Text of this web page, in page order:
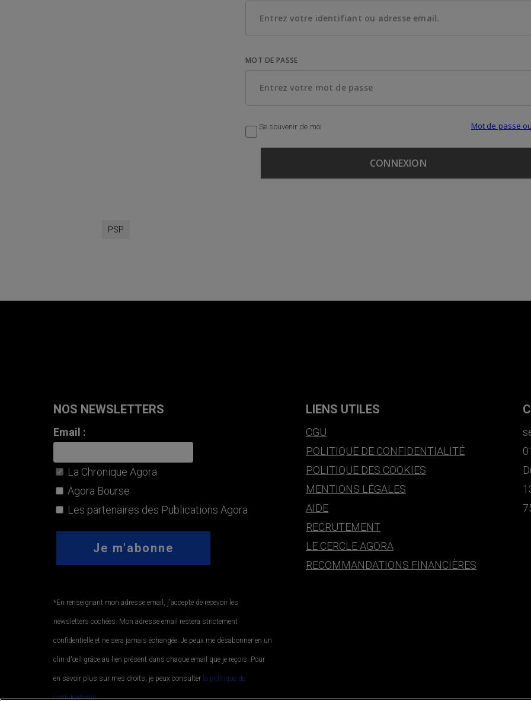
MOT DE PASSE
Se souvenir de moi Mot de passe
PSP
NOS NEWSLETTERS
Email :
La Chronique Agora
Agora Bourse
Les partenaires des Publications Agora
*En renseignant mon adresse email, j'accepte de recevoir les
newsletters cochées. Mon adresse email restera strictement
confidentielle et ne sera jamais échangée. Je peux me désabonner en un
clin d'œil grâce au lien présent dans chaque email que je reçois. Pour
en savoir plus sur mes droits, je peux consulter la politique de
confidentialité..
LIENS UTILES
CGU
POLITIQUE DE CONFIDENTIALITÉ
POLITIQUE DES COOKIES
MENTIONS LÉGALES
AIDE
RECRUTEMENT
LE CERCLE AGORA
RECOMMANDATIONS FINANCIÈRES